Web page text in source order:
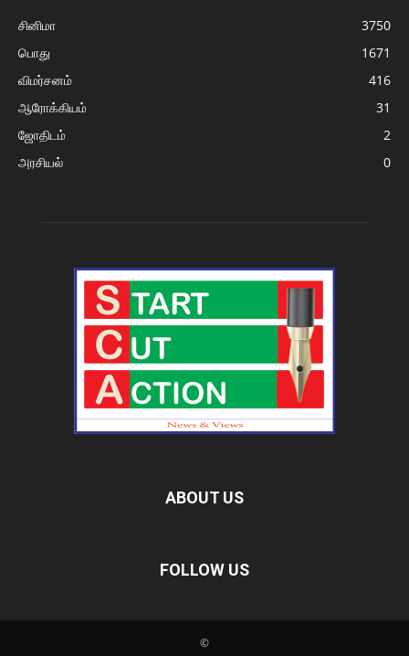
சினிமா
3750
பொது
1671
விமர்சனம்
416
ஆரோக்கியம்
31
ஜோதிடம்
2
அரசியல்
0
ABOUT US
FOLLOW US
©